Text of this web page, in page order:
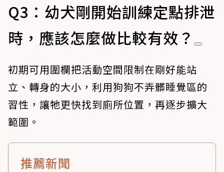
Q3：幼犬剛開始訓練定點排泄
時，應該怎麼做比較有效？
初期可用圍欄把活動空間限制在剛好能站
立、轉身的大小，利用狗狗不弄髒睡覺區的
習性，讓牠更快找到廁所位置，再逐步擴大
範圍。
推薦新聞